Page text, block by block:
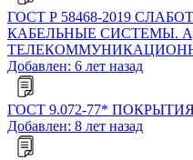
ГОСТ Р 58468-2019
КАБЕЛЬНЫЕ СИСТЕМЫ.
Добавлен: 6 лет назад
ГОСТ 9.072-77*
Добавлен: 8 лет назад